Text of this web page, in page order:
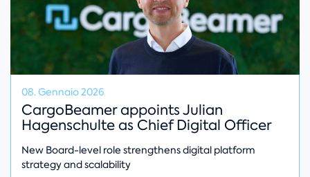
08. Gennaio 2026
CargoBeamer appoints Julian
Hagenschulte as Chief Digital Officer
New Board-level role strengthens digital platform
strategy and scalability